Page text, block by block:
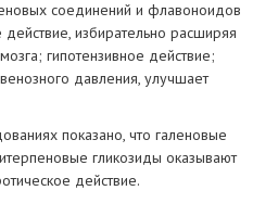
соединений и флавоноидов
действие, избирательно расширяя
гипотензивное действие;
давления, улучшает
показано, что галеновые
гликозиды оказывают
действие.